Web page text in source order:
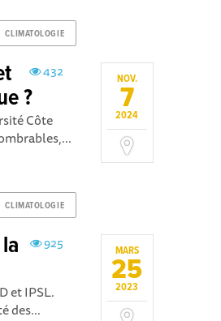
CLIMATOLOGIE
NOV.
7
2024
432
?
Côte
CLIMATOLOGIE
MARS
25
2023
925
et IPSL.
des...